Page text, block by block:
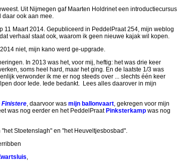
Uit Nijmegen gaf Maarten Holdrinet een introductiecursus
daar ook aan mee.
11 Maart 2014. Gepubliceerd in PeddelPraat 254, mijn weblog
verhaal staat ook, waarom ik geen nieuwe kajak wil kopen.
niet, mijn kano werd ge-upgrade.
In 2013 was het, voor mij, heftig: het was drie keer
soms heel hard, maar het ging. En de laatste 1/3 was
verwonder ik me er nog steeds over ... slechts één keer
door Iede. Iede bedankt. Lees alles daarover in mijn
Finistere, daarvoor was mijn ballonvaart, gekregen voor mijn
was nog eerder en het PeddelPraat Pinksterkamp was nog
"het Stoetenslagh" en "het Heuveltjesbosbad".
,